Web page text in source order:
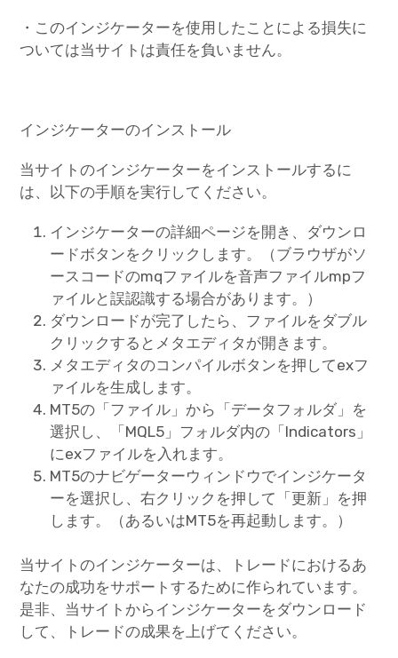
・このインジケーターを使用したことによる損失に
ついては当サイトは責任を負いません。
インジケーターのインストール
当サイトのインジケーターをインストールするに
は、以下の手順を実行してください。
インジケーターの詳細ページを開き、ダウンロ
ードボタンをクリックします。（ブラウザがソ
ースコードのmqファイルを音声ファイルmpフ
ァイルと誤認識する場合があります。）
ダウンロードが完了したら、ファイルをダブル
クリックするとメタエディタが開きます。
メタエディタのコンパイルボタンを押してexフ
ァイルを生成します。
MT5の「ファイル」から「データフォルダ」を
選択し、「MQL5」フォルダ内の「Indicators」
にexファイルを入れます。
MT5のナビゲーターウィンドウでインジケータ
ーを選択し、右クリックを押して「更新」を押
します。（あるいはMT5を再起動します。）
当サイトのインジケーターは、トレードにおけるあ
なたの成功をサポートするために作られています。
是非、当サイトからインジケーターをダウンロード
して、トレードの成果を上げてください。